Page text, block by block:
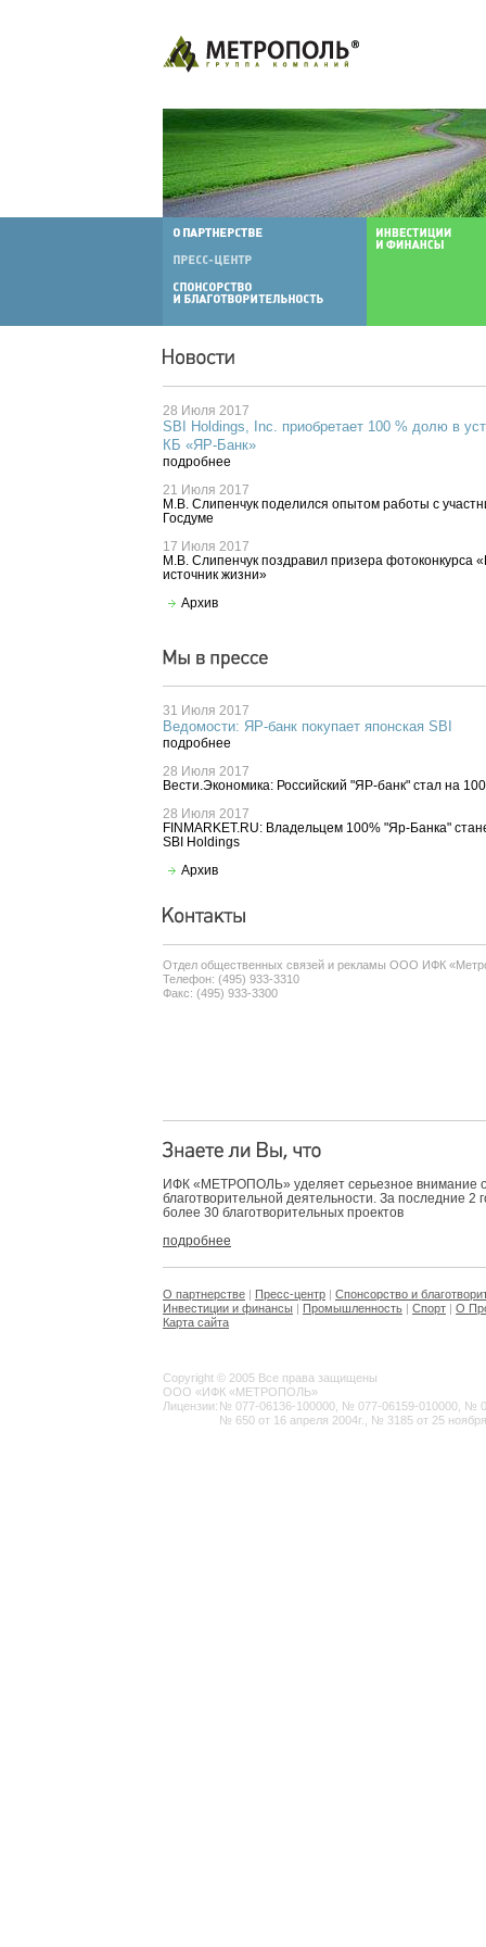
28 Июля 2017
SBI Holdings, Inc. приобретает 100 % долю в
КБ «ЯР-Банк»
подробнее
21 Июля 2017
М.В. Слипенчук поделился опытом работы с
Госдуме
17 Июля 2017
М.В. Слипенчук поздравил призера фотоконкурса
источник жизни»
Архив
31 Июля 2017
Ведомости: ЯР-банк покупает японская SBI
подробнее
28 Июля 2017
Вести.Экономика: Российский "ЯР-банк" стал на
28 Июля 2017
FINMARKET.RU: Владельцем 100% "Яр-Банка"
SBI Holdings
Архив
Отдел общественных связей и рекламы ООО ИФК
Телефон: (495) 933-3310
Факс: (495) 933-3300
ИФК «МЕТРОПОЛЬ» уделяет серьезное внимание
благотворительной деятельности. За последние 2
более 30 благотворительных проектов
подробнее
О партнерстве | Пресс-центр | Спонсорство и
Инвестиции и финансы | Промышленность | Спорт | О
Карта сайта
Copyright © 2005 Все права защищены
ООО «ИФК «МЕТРОПОЛЬ»
Лицензии: № 077-06136-100000, № 077-06159-010000, №
№ 650 от 16 апреля 2004г., № 3185 от 25